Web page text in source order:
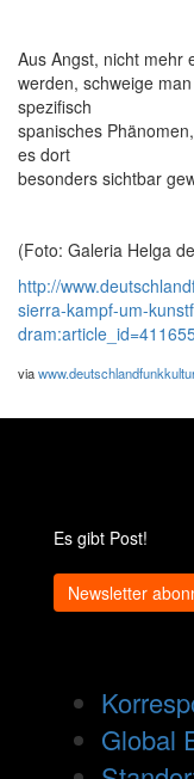
Aus Angst, nicht mehr
werden, schweige
spezifisch
spanisches
es dort
besonders sichtbar
(Foto: Galeria Helga
http://
sierra-kampf-um-
via
Es gibt Post!
Newsletter
Global